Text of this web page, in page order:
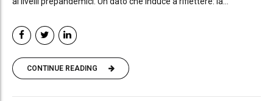
CONTINUE READING